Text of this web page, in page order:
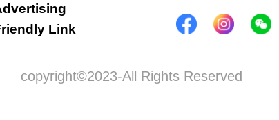
Link
copyright©2023-All Rights Reserved